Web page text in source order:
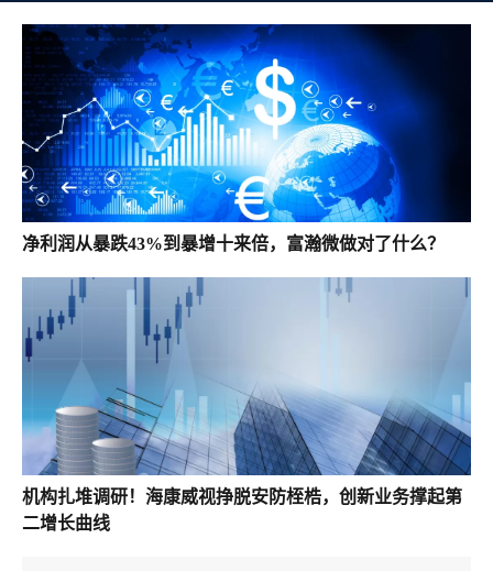
净利润从暴跌43%到暴增十来倍，富瀚微做对了什么？
机构扎堆调研！海康威视挣脱安防桎梏，创新业务撑起第
二增长曲线